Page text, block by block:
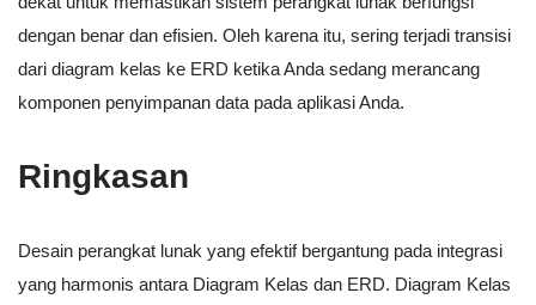
dengan benar dan efisien. Oleh karena itu, sering terjadi transisi
dari diagram kelas ke ERD ketika Anda sedang merancang
komponen penyimpanan data pada aplikasi Anda.
Ringkasan
Desain perangkat lunak yang efektif bergantung pada integrasi
yang harmonis antara Diagram Kelas dan ERD. Diagram Kelas